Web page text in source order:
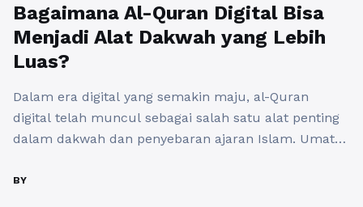
Bagaimana Al-Quran Digital Bisa
Menjadi Alat Dakwah yang Lebih
Luas?
Dalam era digital yang semakin maju, al-Quran
digital telah muncul sebagai salah satu alat penting
dalam dakwah dan penyebaran ajaran Islam. Umat
suci mereka dalam format digital yang lebih praktis
BY